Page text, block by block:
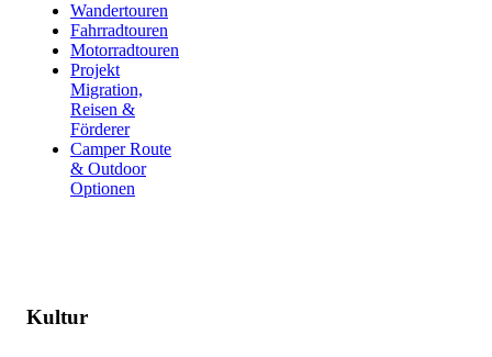
Wandertouren
Fahrradtouren
Motorradtouren
Projekt
Migration,
Reisen &
Förderer
Camper Route
& Outdoor
Optionen
Kultur